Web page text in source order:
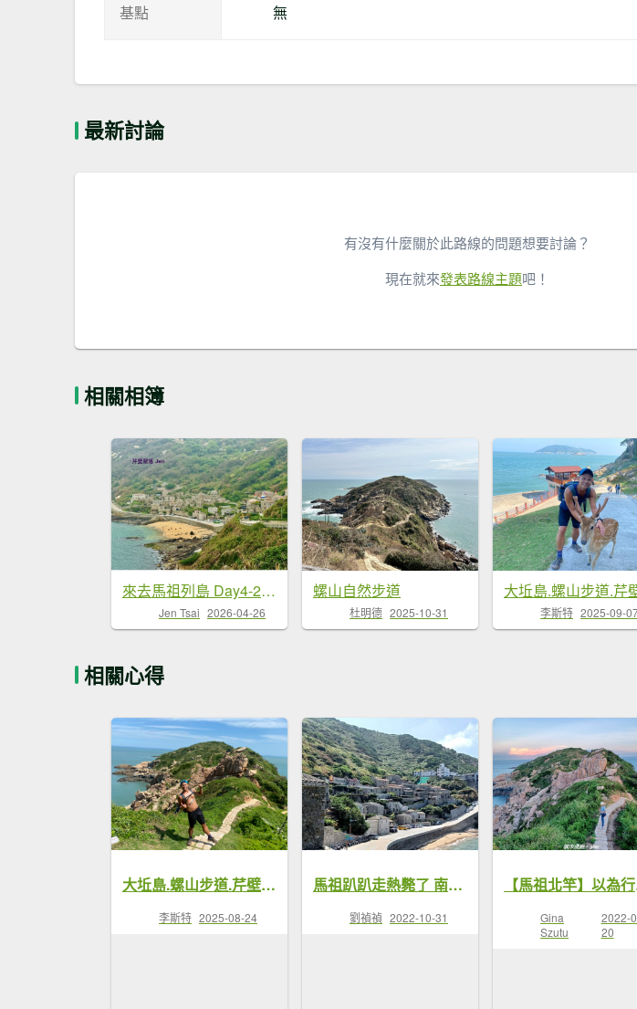
基點 無
最新討論
有沒有什麼關於此路線的問題想要討論？
現在就來發表路線主題吧！
相關相簿
來去馬祖列島 Day4-2 北竿/芹壁聚落
Jen Tsai 2026-04-26
螺山自然步道
杜明德 2025-10-31 李斯特 2025-09-
相關心得
大坵島.螺山步道.芹壁步道.壁山【簡直比出國還精采的馬祖北竿島】
李斯特 2025-08-24
馬祖趴趴走熱斃了 南竿雲台山 北竿螺山步道
劉禎禎 2022-10-31
【馬
Gina
Szutu
2022-
20